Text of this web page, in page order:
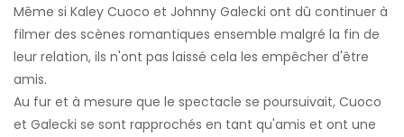
Même si Kaley Cuoco et Johnny Galecki ont dû continuer à
filmer des scènes romantiques ensemble malgré la fin de
leur relation, ils n'ont pas laissé cela les empêcher d'être
amis.
Au fur et à mesure que le spectacle se poursuivait, Cuoco
et Galecki se sont rapprochés en tant qu'amis et ont une